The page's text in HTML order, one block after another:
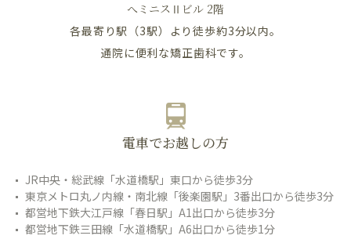
へミニスⅡビル 2階
各最寄り駅（3駅）より徒歩約3分以内。
通院に便利な矯正歯科です。
電車でお越しの方
JR中央・総武線「水道橋駅」東口から徒歩3分
東京メトロ丸ノ内線・南北線「後楽園駅」3番出口から徒歩3分
都営地下鉄大江戸線「春日駅」A1出口から徒歩3分
都営地下鉄三田線「水道橋駅」A6出口から徒歩1分